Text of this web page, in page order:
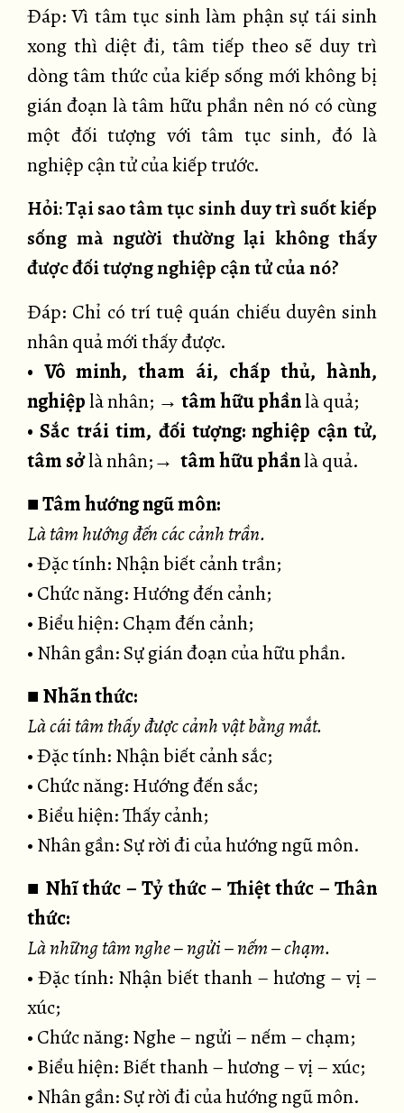
Đáp: Vì tâm tục sinh làm phận sự tái sinh
xong thì diệt đi, tâm tiếp theo sẽ duy trì
dòng tâm thức của kiếp sống mới không bị
gián đoạn là tâm hữu phần nên nó có cùng
một đối tượng với tâm tục sinh, đó là
nghiệp cận tử của kiếp trước.
Hỏi: Tại sao tâm tục sinh duy trì suốt kiếp
sống mà người thường lại không thấy
được đối tượng nghiệp cận tử của nó?
Đáp: Chỉ có trí tuệ quán chiếu duyên sinh
nhân quả mới thấy được.
• Vô minh, tham ái, chấp thủ, hành,
nghiệplà nhân; → tâm hữu phầnlà quả;
• Sắc trái tim, đối tượng: nghiệp cận tử,
tâm sởlà nhân;→ tâm hữu phầnlà quả.
■Tâm hướng ngũ môn:
Là tâm hướng đến các cảnh trần.
• Đặc tính: Nhận biết cảnh trần;
• Chức năng: Hướng đến cảnh;
• Biểu hiện: Chạm đến cảnh;
• Nhân gần: Sự gián đoạn của hữu phần.
■ Nhãn thức:
Là cái tâm thấy được cảnh vật bằng mắt.
• Đặc tính: Nhận biết cảnh sắc;
• Chức năng: Hướng đến sắc;
• Biểu hiện: Thấy cảnh;
• Nhân gần: Sự rời đi của hướng ngũ môn.
■ Nhĩ thức – Tỷ thức – Thiệt thức – Thân
thức:
Là những tâm nghe – ngửi – nếm – chạm.
• Đặc tính: Nhận biết thanh – hương – vị –
xúc;
• Chức năng: Nghe – ngửi – nếm – chạm;
• Biểu hiện: Biết thanh – hương – vị – xúc;
• Nhân gần: Sự rời đi của hướng ngũ môn.